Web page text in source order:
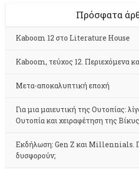
Πρόσφατα
Kaboom 12 στο Literature House
Kaboom, τεύχος 12. Περιεχόμενα
Μετα-αποκαλυπτική εποχή
Για μια μαιευτική της Ουτοπίας:
Ουτοπία και χειραφέτηση της
Εκδήλωση: Gen Z και Millennials.
δυσφορούν;